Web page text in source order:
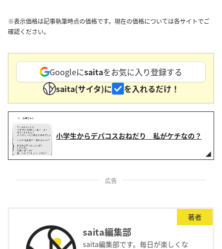
※表示価格は記事執筆時点の価格です。現在の価格については各サイトでご
確認ください。
Googleにsaitaをお気に入り登録する
saita(サイタ)に
を入れるだけ！
小学生からデパコスおねだり 私がケチなの？
広告
著者
saita編集部
saita編集部です。毎日が楽しくな